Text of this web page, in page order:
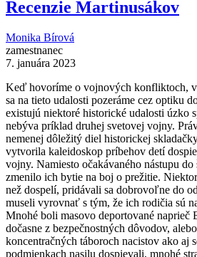
Recenzie Martinusákov
Monika Bírová
zamestnanec
7. januára 2023
Keď hovoríme o vojnových konfliktoch,
sa na tieto udalosti pozeráme cez optiku
existujú niektoré historické udalosti úzko
nebýva príklad druhej svetovej vojny.
nemenej dôležitý diel historickej
vytvorila kaleidoskop príbehov detí
vojny. Namiesto očakávaného nástupu
zmenilo ich bytie na boj o prežitie.
než dospelí, pridávali sa dobrovoľne do
museli vyrovnať s tým, že ich rodičia sú
Mnohé boli masovo deportované naprieč
dočasne z bezpečnostných dôvodov,
koncentračných táboroch nacistov ako aj
podmienkach nasilu dospievali, mnohé